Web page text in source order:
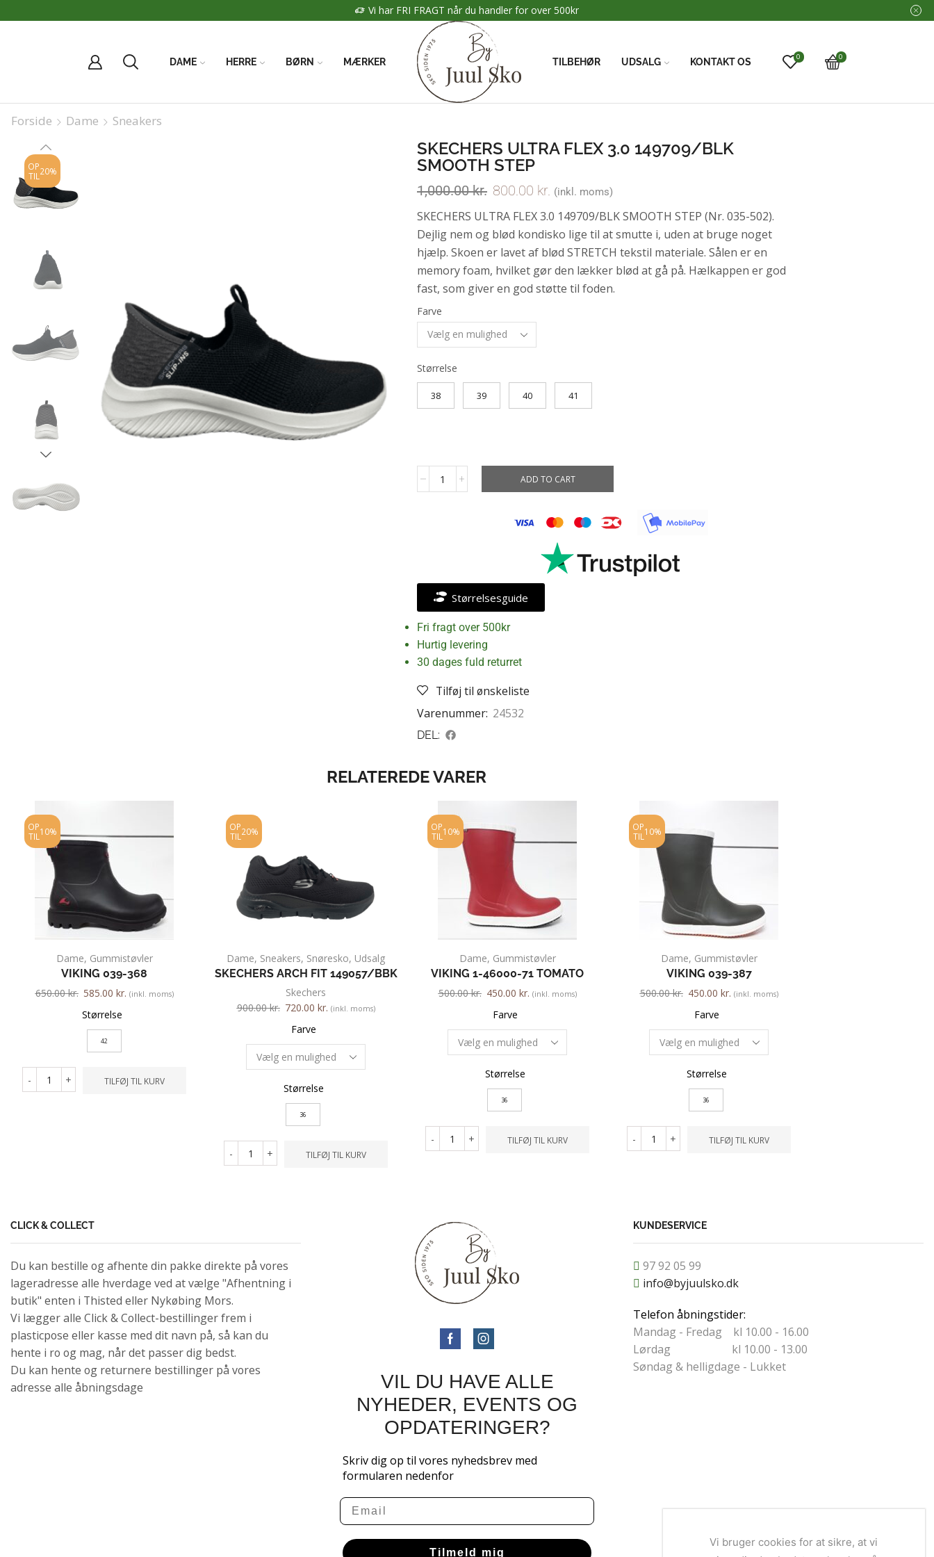
Vi har FRI FRAGT når du handler for over 500kr
DAME HERRE BØRN MÆRKER TILBEHØR UDSALG KONTAKT OS 0 0
Forside Dame Sneakers
OP
TIL 20%
SKECHERS ULTRA FLEX 3.0 149709/BLK
SMOOTH STEP
1,000.00kr. 800.00 kr. (inkl. moms)
SKECHERS ULTRA FLEX 3.0 149709/BLK SMOOTH STEP (Nr. 035-502).
Dejlig nem og blød kondisko lige til at smutte i, uden at bruge noget
hjælp. Skoen er lavet af blød STRETCH tekstil materiale. Sålen er en
memory foam, hvilket gør den lækker blød at gå på. Hælkappen er god
fast, som giver en god støtte til foden.
Farve
Størrelse
38 39 40 41
ADD TO CART
Størrelsesguide
Fri fragt over 500kr
Hurtig levering
30 dages fuld returret
Tilføj til ønskeliste
Varenummer: 24532
DEL:
RELATEREDE VARER
OP
TIL 10%
Dame, Gummistøvler
VIKING 039-368
650.00kr. 585.00 kr. (inkl. moms)
Størrelse
42
- + TILFØJ TIL KURV
OP
TIL 20%
Dame, Sneakers, Snøresko, Udsalg
SKECHERS ARCH FIT 149057/BBK
Skechers
900.00kr. 720.00 kr. (inkl. moms)
Farve
Størrelse
36
- + TILFØJ TIL KURV
OP
TIL 10%
Dame, Gummistøvler
VIKING 1-46000-71 TOMATO
500.00kr. 450.00 kr. (inkl. moms)
Farve
Størrelse
36
- + TILFØJ TIL KURV
OP
TIL 10%
Dame, Gummistøvler
VIKING 039-387
500.00kr. 450.00 kr. (inkl. moms)
Farve
Størrelse
36
- + TILFØJ TIL KURV
CLICK & COLLECT
Du kan bestille og afhente din pakke direkte på vores
lageradresse alle hverdage ved at vælge "Afhentning i
butik" enten i Thisted eller Nykøbing Mors.
Vi lægger alle Click & Collect-bestillinger frem i
plasticpose eller kasse med dit navn på, så kan du
hente i ro og mag, når det passer dig bedst.
Du kan hente og returnere bestillinger på vores
adresse alle åbningsdage
VIL DU HAVE ALLE
NYHEDER, EVENTS OG
OPDATERINGER?
Skriv dig op til vores nyhedsbrev med
formularen nedenfor
Email
Tilmeld mig
KUNDESERVICE
97 92 05 99
info@byjuulsko.dk
Telefon åbningstider:
Mandag - Fredag kl 10.00 - 16.00
Lørdag kl 10.00 - 13.00
Søndag & helligdage - Lukket
Vi bruger cookies for at sikre, at vi